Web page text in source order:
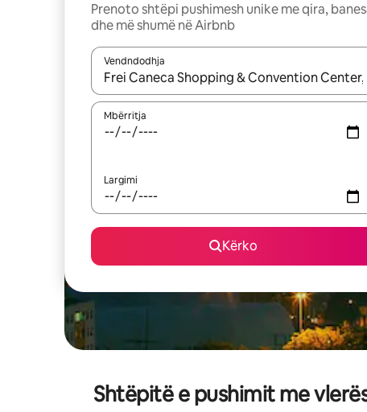
Prenoto shtëpi pushimesh unike me qira,
dhe më shumë në Airbnb
Vendndodhja
Kur rezultatet të jenë të disponueshme, lëviz me
Mbërritja
Largimi
Kërko
Shtëpitë e pushimit me